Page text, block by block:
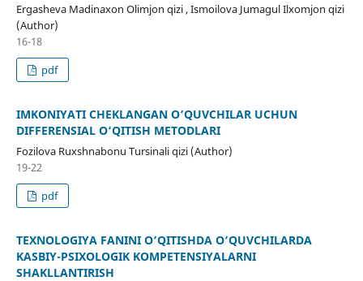
Ergasheva Madinaxon Olimjon qizi , Ismoilova Jumagul Ilxomjon qizi
(Author)
16-18
pdf
IMKONIYATI CHEKLANGAN O‘QUVCHILAR UCHUN
DIFFERENSIAL O‘QITISH METODLARI
Fozilova Ruxshnabonu Tursinali qizi (Author)
19-22
pdf
TEXNOLOGIYA FANINI O‘QITISHDA O‘QUVCHILARDA
KASBIY-PSIXOLOGIK KOMPETENSIYALARNI
SHAKLLANTIRISH